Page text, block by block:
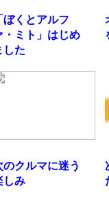
ぼくとアルフ
・ミト」はじめ
した
のクルマに迷う
しみ